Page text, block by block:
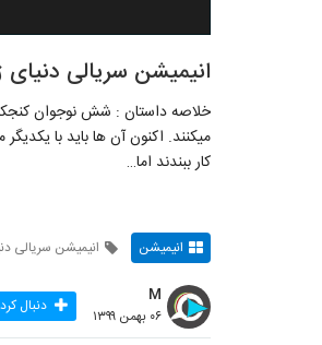
انیمیشن سریالی
خلاصه داستان : شش نوجوان کنجکاو
میکنند. اکنون آن ها باید با
کار ببندند اما…
انیمیشن انیمیشن سریالی
M
۰۶ بهمن ۱۳۹۹ دنبال